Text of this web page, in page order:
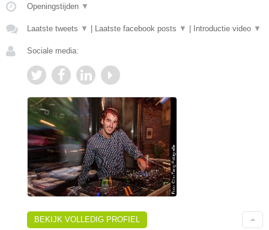
Openingstijden ▼
Laatste tweets ▼ Laatste facebook posts ▼ Introductie video ▼
Sociale media:
BEKIJK VOLLEDIG PROFIEL